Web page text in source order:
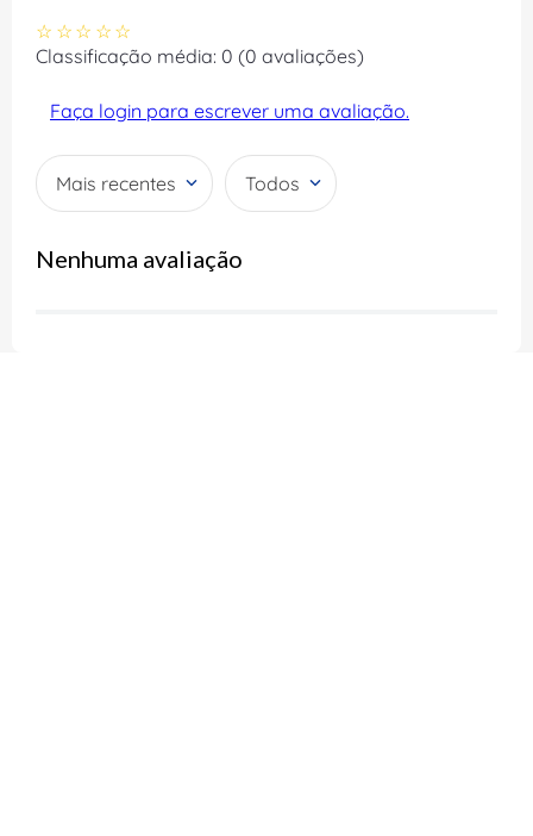
☆ ☆ ☆ ☆ ☆
Classificação média: 0 (0 avaliações)
Faça login para escrever uma avaliação.
Mais recentes Todos
Nenhuma avaliação